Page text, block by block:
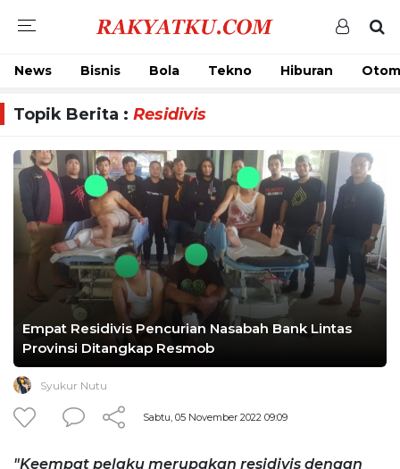
News Bisnis Bola Tekno Hiburan
Topik Berita : Residivis
Empat Residivis Pencurian Nasabah Bank Lintas
Provinsi Ditangkap Resmob
Syukur Nutu
Sabtu, 05 November 2022 09:09
"Keempat pelaku merupakan residivis dengan